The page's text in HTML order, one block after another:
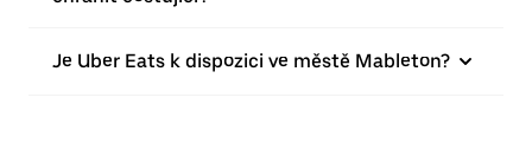
Je Uber Eats k dispozici ve městě Mableton?